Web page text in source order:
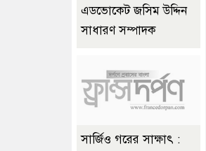
এডভোকেট জসিম উদ্দিন
সাধারণ সম্পাদক
সার্জিও গরের সাক্ষাৎ :